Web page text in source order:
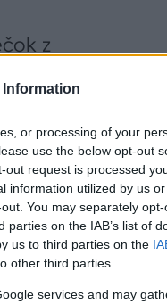
Information
or processing of your
use the below opt-out
request is processed
information utilized by us
You may separately
on the IAB’s list of
us to third parties on the
other third parties.
services and may
z
jednoducho
večer. Keď z
obrus,
Vo väčšine
obrus nemusí
skvelých
v kuchyni